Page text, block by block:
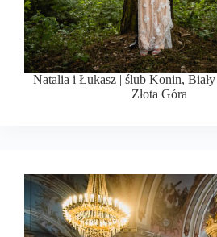
Natalia i Łukasz | ślub Konin,
Złota Góra